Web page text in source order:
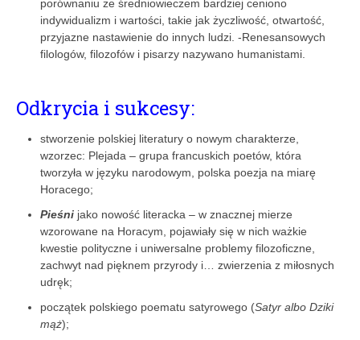
porównaniu ze średniowieczem bardziej ceniono
indywidualizm i wartości, takie jak życzliwość, otwartość,
przyjazne nastawienie do innych ludzi. -Renesansowych
filologów, filozofów i pisarzy nazywano humanistami.
Odkrycia i sukcesy:
stworzenie polskiej literatury o nowym charakterze,
wzorzec: Plejada – grupa francuskich poetów, która
tworzyła w języku narodowym, polska poezja na miarę
Horacego;
Pieśni jako nowość literacka – w znacznej mierze
wzorowane na Horacym, pojawiały się w nich ważkie
kwestie polityczne i uniwersalne problemy filozoficzne,
zachwyt nad pięknem przyrody i… zwierzenia z miłosnych
udręk;
początek polskiego poematu satyrowego (Satyr albo Dziki
mąż);